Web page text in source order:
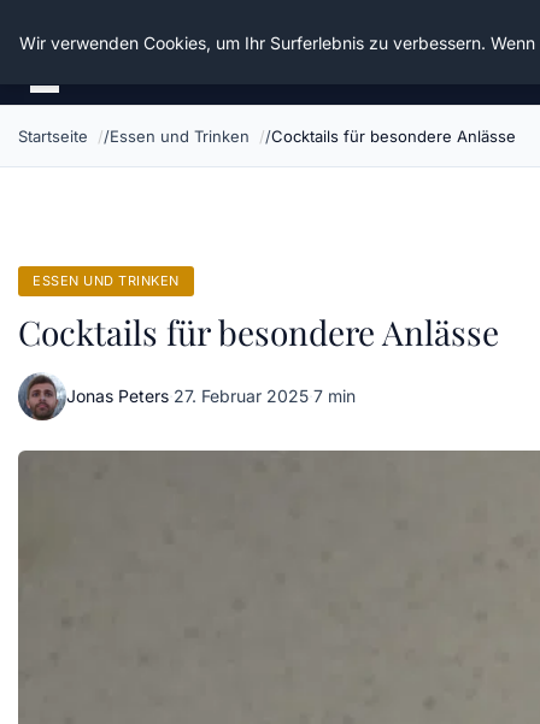
Die Schnitter
Startseite Essen und Trinken Cocktails für besondere Anlässe
ESSEN UND TRINKEN
Cocktails für besondere Anlässe
Jonas Peters·27. Februar 2025·7 min
Wir verwenden Cookies, um Ihr Surferlebnis zu verbessern.